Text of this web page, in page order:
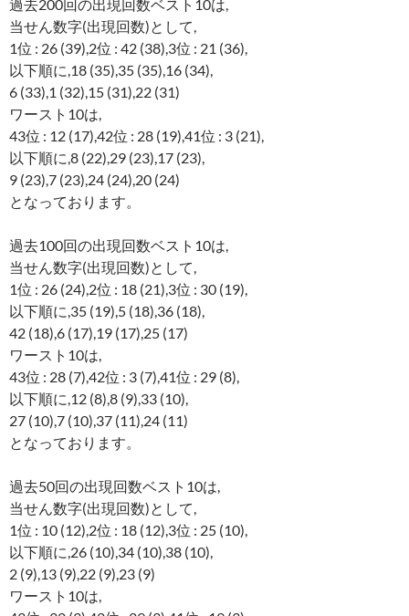
過去200回の出現回数ベスト10は,
当せん数字(出現回数)として,
1位 : 26 (39),2位 : 42 (38),3位 : 21 (36),
以下順に,18 (35),35 (35),16 (34),
6 (33),1 (32),15 (31),22 (31)
ワースト10は,
43位 : 12 (17),42位 : 28 (19),41位 : 3 (21),
以下順に,8 (22),29 (23),17 (23),
9 (23),7 (23),24 (24),20 (24)
となっております。
過去100回の出現回数ベスト10は,
当せん数字(出現回数)として,
1位 : 26 (24),2位 : 18 (21),3位 : 30 (19),
以下順に,35 (19),5 (18),36 (18),
42 (18),6 (17),19 (17),25 (17)
ワースト10は,
43位 : 28 (7),42位 : 3 (7),41位 : 29 (8),
以下順に,12 (8),8 (9),33 (10),
27 (10),7 (10),37 (11),24 (11)
となっております。
過去50回の出現回数ベスト10は,
当せん数字(出現回数)として,
1位 : 10 (12),2位 : 18 (12),3位 : 25 (10),
以下順に,26 (10),34 (10),38 (10),
2 (9),13 (9),22 (9),23 (9)
ワースト10は,